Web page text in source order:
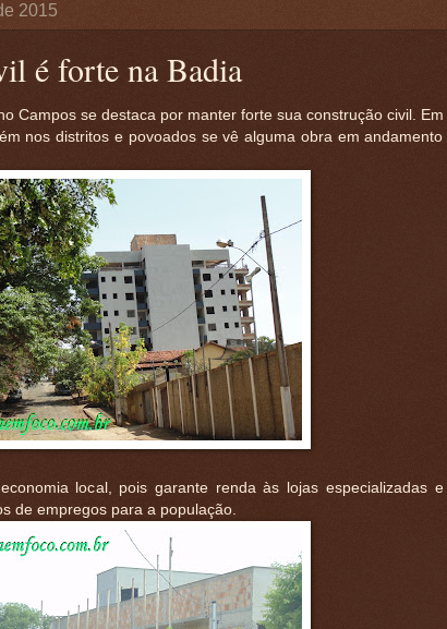
2015
é forte na Badia
Campos se destaca por manter forte sua construção civil. Em
nos distritos e povoados se vê alguma obra em andamento
local, pois garante renda às lojas especializadas e
de empregos para a população.